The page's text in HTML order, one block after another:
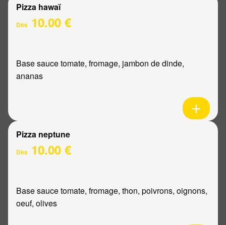
Pizza hawaï
Dès 10.00 €
Base sauce tomate, fromage, jambon de dinde,
ananas
Pizza neptune
Dès 10.00 €
Base sauce tomate, fromage, thon, poivrons, oignons,
oeuf, olives